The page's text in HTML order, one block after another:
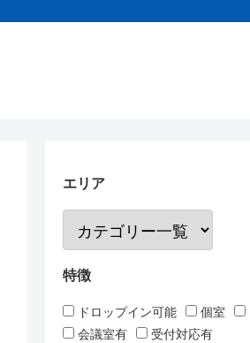
エリア
特徴
ドロップイン可能 個室
会議室有
受付対応有